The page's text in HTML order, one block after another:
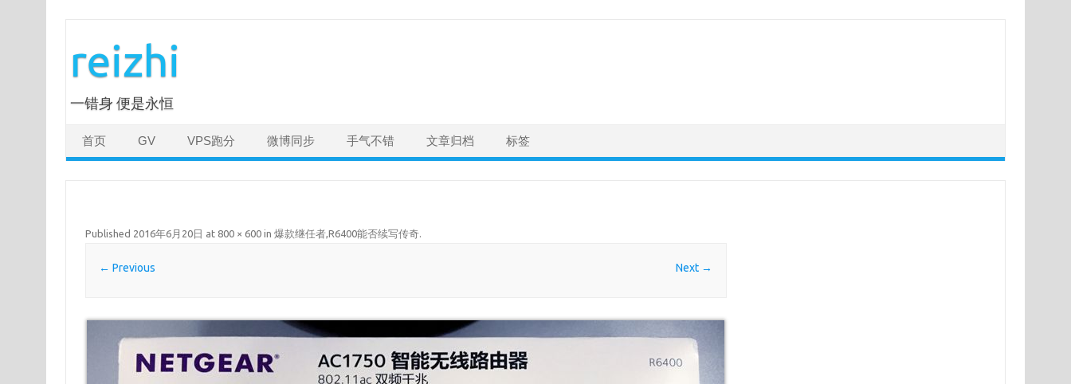
reizhi
一错身 便是永恒
首页 GV VPS跑分 微博同步 手气不错 文章归档 标签
Published 2016年6月20日 at 800 × 600in 爆款继任者,R6400能否续写传奇.
← Previous Next →